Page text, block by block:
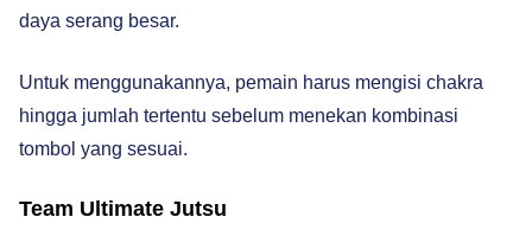
daya serang besar.
Untuk menggunakannya, pemain harus mengisi chakra
hingga jumlah tertentu sebelum menekan kombinasi
tombol yang sesuai.
Team Ultimate Jutsu